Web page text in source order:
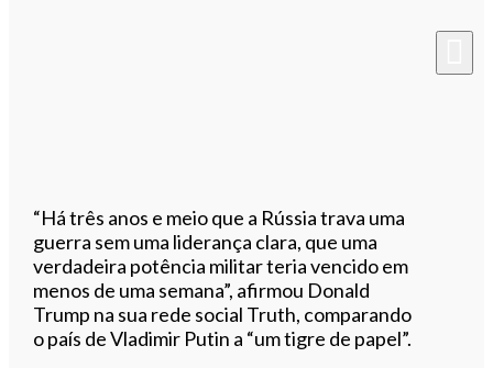
“Há três anos e meio que a Rússia trava uma
guerra sem uma liderança clara, que uma
verdadeira potência militar teria vencido em
menos de uma semana”, afirmou Donald
Trump na sua rede social Truth, comparando
o país de Vladimir Putin a “um tigre de papel”.